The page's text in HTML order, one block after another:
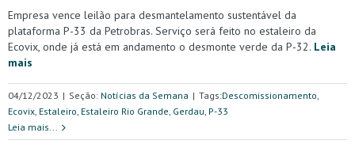
Empresa vence leilão para desmantelamento sustentável da
plataforma P-33 da Petrobras. Serviço será feito no estaleiro da
Ecovix, onde já está em andamento o desmonte verde da P-32. Leia
mais
04/12/2023 | Seção: Notícias da Semana | Tags:Descomissionamento,
Ecovix, Estaleiro, Estaleiro Rio Grande, Gerdau, P-33
Leia mais...